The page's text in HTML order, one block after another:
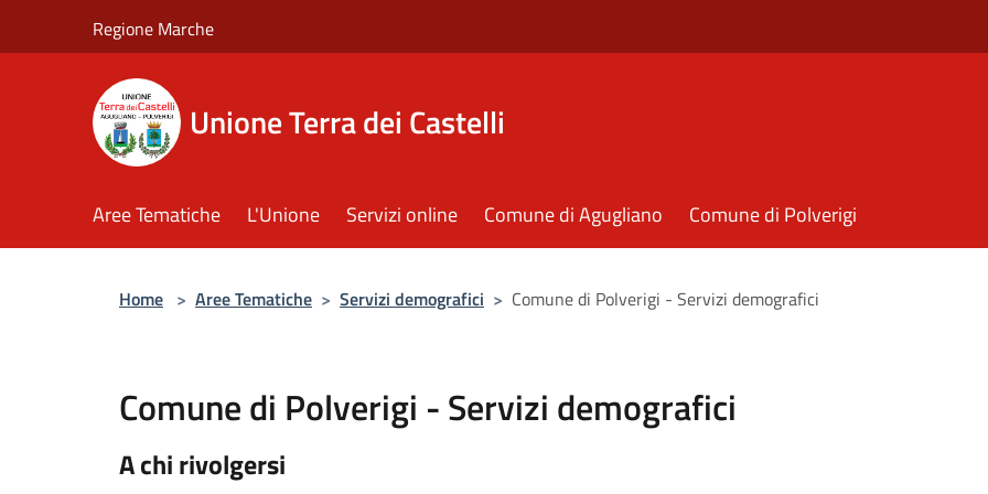
Regione Marche
Unione Terra dei Castelli
Aree Tematiche L'Unione Servizi online Comune di Agugliano Comune di Polverigi
Home > Aree Tematiche > Servizi demografici > Comune di Polverigi - Servizi demografici
Comune di Polverigi - Servizi demografici
A chi rivolgersi